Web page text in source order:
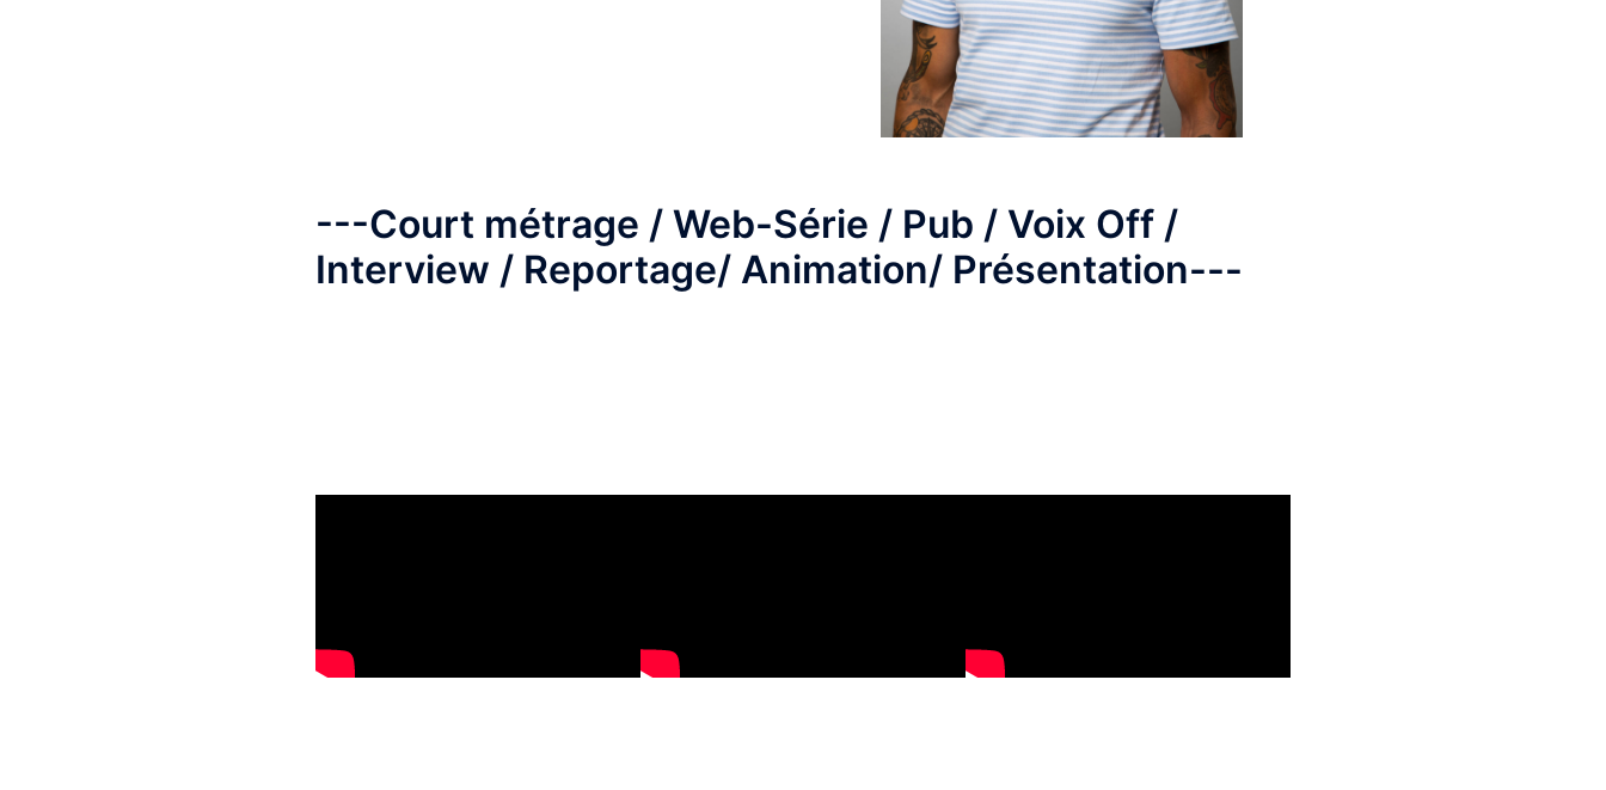
---Court métrage / Web-Série / Pub / Voix Off /
Interview / Reportage/ Animation/ Présentation---